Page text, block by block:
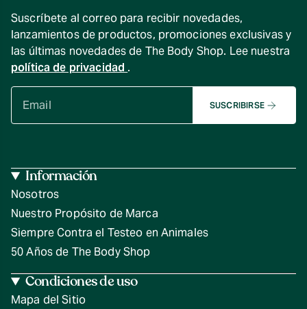
Suscríbete al correo para recibir novedades,
lanzamientos de productos, promociones exclusivas y
las últimas novedades de The Body Shop. Lee nuestra
política de privacidad .
SUSCRIBIRSE
Información
Nosotros
Nuestro Propósito de Marca
Siempre Contra el Testeo en Animales
50 Años de The Body Shop
Condiciones de uso
Mapa del Sitio